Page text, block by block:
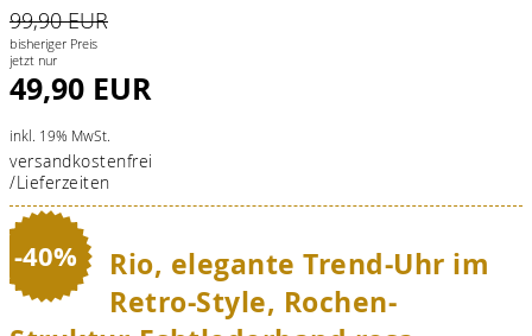
99,90 EUR
bisheriger Preis
jetzt nur
49,90 EUR
inkl. 19% MwSt.
versandkostenfrei
/Lieferzeiten
-40%
Rio, elegante Trend-Uhr im
Retro-Style, Rochen-